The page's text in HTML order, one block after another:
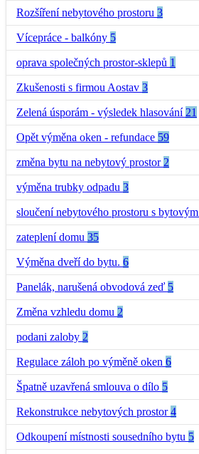
Rozšíření nebytového prostoru 3
Vícepráce - balkóny 5
oprava společných prostor-sklepů 1
Zkušenosti s firmou Aostav 3
Zelená úsporám - výsledek hlasování 21
Opět výměna oken - refundace 59
změna bytu na nebytový prostor 2
výměna trubky odpadu 3
sloučení nebytového prostoru s bytovým
zateplení domu 35
Výměna dveří do bytu. 6
Panelák, narušená obvodová zeď 5
Změna vzhledu domu 2
podani zaloby 2
Regulace záloh po výměně oken 6
Špatně uzavřená smlouva o dílo 5
Rekonstrukce nebytových prostor4
Odkoupení místnosti sousedního bytu 5